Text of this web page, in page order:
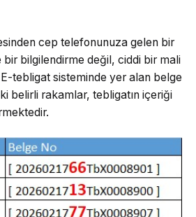
cep telefonunuza gelen bir
bilgilendirme değil, ciddi bir mali
tebligat sisteminde yer alan belge
belirli rakamlar, tebligatın içeriği